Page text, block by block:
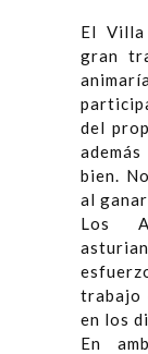
El
gran
del
bien.
al
Los
trabajo
en los
En